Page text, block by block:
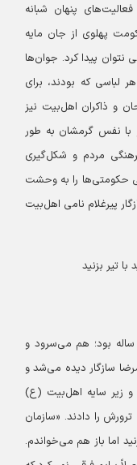
پنهان شبانه
پهلوی از جان‌ مایه
پیدا کرد. جوان‌ها
که بودند، برای
و ذاکران اهل‌بیت نیز
نفس گرمشان به طور
مردم و شکل‌گیری
حکومتی‌ها را به وحشت
پیرغلام نامی اهل‌بیت
پیش از انقلاب، وقتی جوانی ۳۵ ساله بود؛ هم می‌سرود و
سازگار دیده می‌شد و
زیر سایه اهل‌بیت (ع)
را دادند. «سازمان
اما باز هم می‌خواندم.